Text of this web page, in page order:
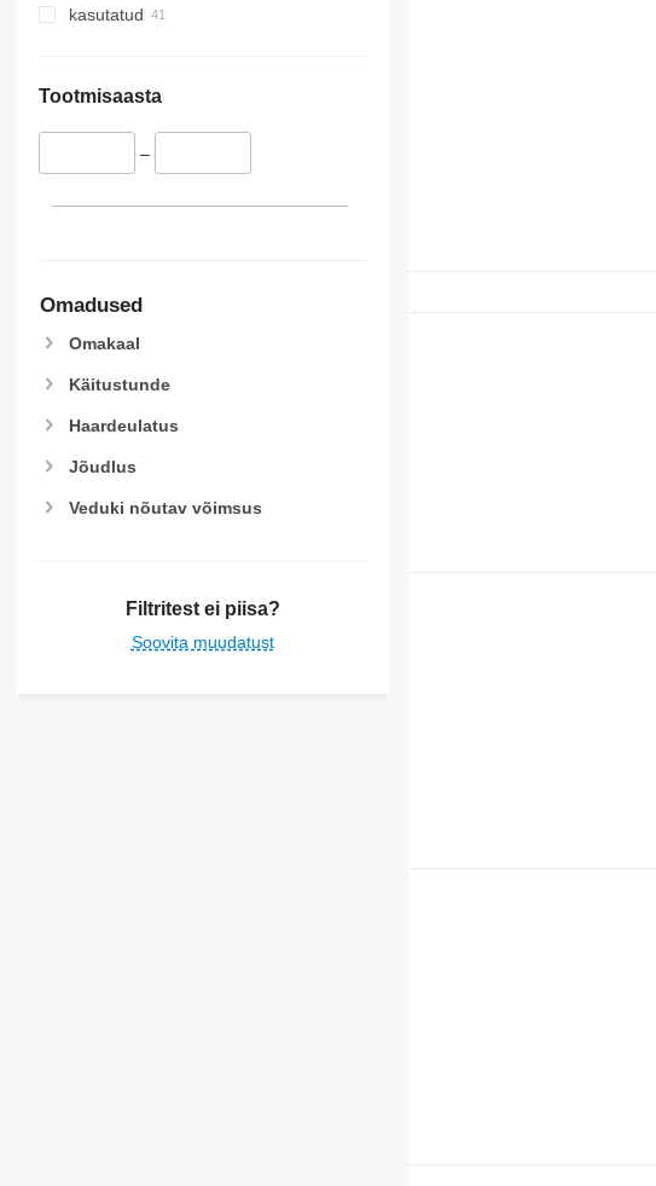
kasutatud
Tootmisaasta
–
Omadused
Omakaal
Käitustunde
Haardeulatus
Jõudlus
Veduki nõutav võimsus
Filtritest ei piisa?
Soovita muudatust